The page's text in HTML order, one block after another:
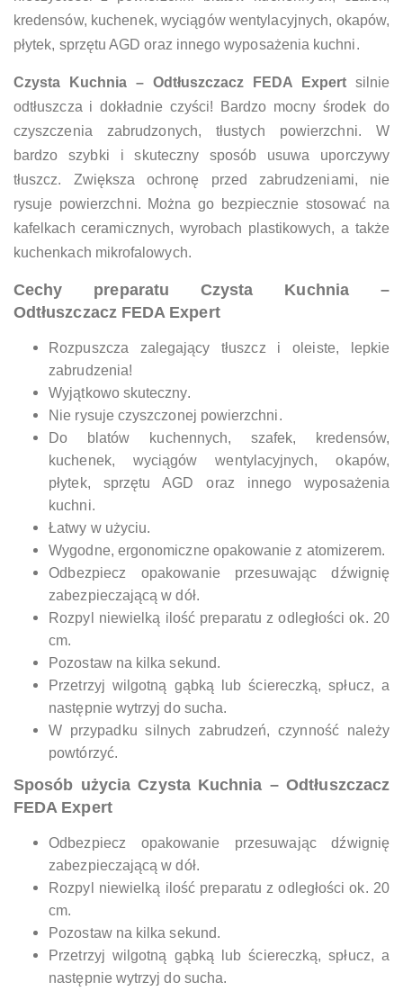
kredensów, kuchenek, wyciągów wentylacyjnych, okapów,
płytek, sprzętu AGD oraz innego wyposażenia kuchni.
Czysta Kuchnia – Odtłuszczacz FEDA Expert silnie
odtłuszcza i dokładnie czyści! Bardzo mocny środek do
czyszczenia zabrudzonych, tłustych powierzchni. W
bardzo szybki i skuteczny sposób usuwa uporczywy
tłuszcz. Zwiększa ochronę przed zabrudzeniami, nie
rysuje powierzchni. Można go bezpiecznie stosować na
kafelkach ceramicznych, wyrobach plastikowych, a także
kuchenkach mikrofalowych.
Cechy preparatu Czysta Kuchnia –
Odtłuszczacz FEDA Expert
Rozpuszcza zalegający tłuszcz i oleiste, lepkie
zabrudzenia!
Wyjątkowo skuteczny.
Nie rysuje czyszczonej powierzchni.
Do blatów kuchennych, szafek, kredensów,
kuchenek, wyciągów wentylacyjnych, okapów,
płytek, sprzętu AGD oraz innego wyposażenia
kuchni.
Łatwy w użyciu.
Wygodne, ergonomiczne opakowanie z atomizerem.
Odbezpiecz opakowanie przesuwając dźwignię
zabezpieczającą w dół.
Rozpyl niewielką ilość preparatu z odległości ok. 20
cm.
Pozostaw na kilka sekund.
Przetrzyj wilgotną gąbką lub ściereczką, spłucz, a
następnie wytrzyj do sucha.
W przypadku silnych zabrudzeń, czynność należy
powtórzyć.
Sposób użyciaCzysta Kuchnia – Odtłuszczacz
FEDA Expert
Odbezpiecz opakowanie przesuwając dźwignię
zabezpieczającą w dół.
Rozpyl niewielką ilość preparatu z odległości ok. 20
cm.
Pozostaw na kilka sekund.
Przetrzyj wilgotną gąbką lub ściereczką, spłucz, a
następnie wytrzyj do sucha.